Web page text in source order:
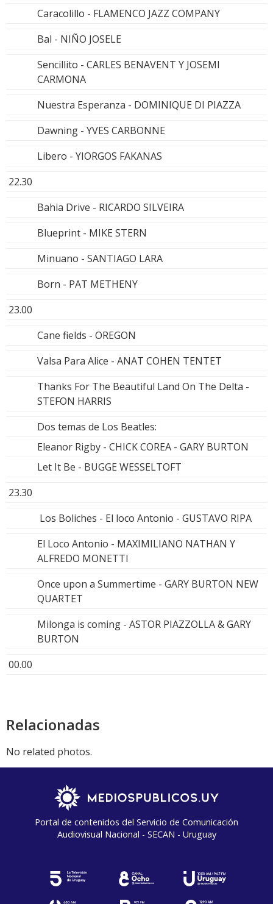
Caracolillo - FLAMENCO JAZZ COMPANY
Bal - NIÑO JOSELE
Sencillito - CARLES BENAVENT Y JOSEMI
CARMONA
Nuestra Esperanza - DOMINIQUE DI PIAZZA
Dawning - YVES CARBONNE
Libero - YIORGOS FAKANAS
22.30
Bahia Drive - RICARDO SILVEIRA
Blueprint - MIKE STERN
Minuano - SANTIAGO LARA
Born - PAT METHENY
23.00
Cane fields - OREGON
Valsa Para Alice - ANAT COHEN TENTET
Thanks For The Beautiful Land On The Delta -
STEFON HARRIS
Dos temas de Los Beatles:
Eleanor Rigby - CHICK COREA - GARY BURTON
Let It Be - BUGGE WESSELTOFT
23.30
Los Boliches - El loco Antonio - GUSTAVO RIPA
El Loco Antonio - MAXIMILIANO NATHAN Y
ALFREDO MONETTI
Once upon a Summertime - GARY BURTON NEW
QUARTET
Milonga is coming - ASTOR PIAZZOLLA & GARY
BURTON
00.00
Relacionadas
No related photos.
Portal de contenidos del Servicio de Comunicación
Audiovisual Nacional - SECAN - Uruguay